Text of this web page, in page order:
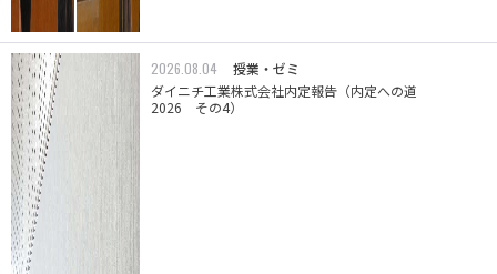
2026.08.04
授業・ゼミ
ダイニチ工業株式会社内定報告（内定への道
2026 その4）